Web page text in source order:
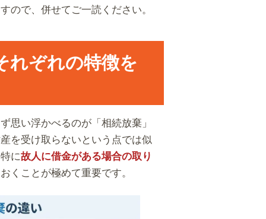
ので、併せてご一読ください。
れぞれの特徴を
思い浮かべるのが「相続放棄」
を受け取らないという点では似
に故人に借金がある場合の取り
くことが極めて重要です。